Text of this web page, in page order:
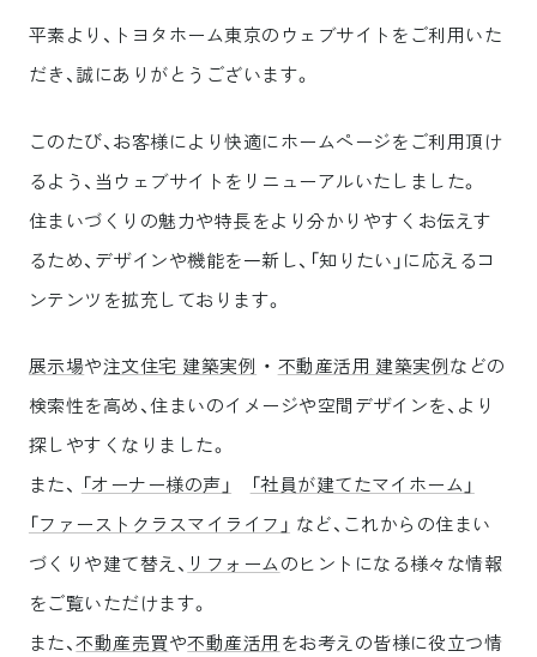
平素より、トヨタホーム東京のウェブサイトをご利用いた
だき、誠にありがとうございます。
このたび、お客様により快適にホームページをご利用頂け
るよう、当ウェブサイトをリニューアルいたしました。
住まいづくりの魅力や特長をより分かりやすくお伝えす
るため、デザインや機能を一新し、「知りたい」に応えるコ
ンテンツを拡充しております。
展示場や注文住宅 建築実例 ・ 不動産活用 建築実例などの
検索性を高め、住まいのイメージや空間デザインを、より
探しやすくなりました。
また、 「オーナー様の声」
「社員が建てたマイホーム」
「ファーストクラスマイライフ」 など、これからの住まい
づくりや建て替え、 リフォームのヒントになる様々な情報
をご覧いただけます。
また、不動産売買や不動産活用 をお考えの皆様に役立つ情